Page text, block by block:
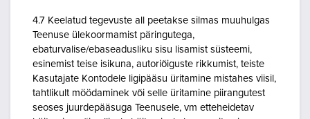
4.7 Keelatud tegevuste all peetakse silmas muuhulgas
Teenuse ülekoormamist päringutega,
ebaturvalise/ebaseadusliku sisu lisamist süsteemi,
esinemist teise isikuna, autoriõiguste rikkumist, teiste
Kasutajate Kontodele ligipääsu üritamine mistahes viisil,
tahtlikult möödaminek või selle üritamine piirangutest
seoses juurdepääsuga Teenusele, vm etteheidetav